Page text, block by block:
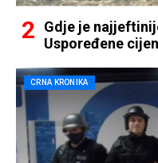
Gdje je
Uspoređene
CRNA KRONIKA